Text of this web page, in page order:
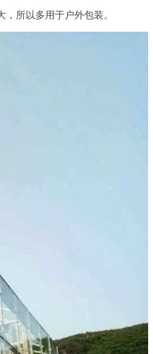
所以多用于户外包装。